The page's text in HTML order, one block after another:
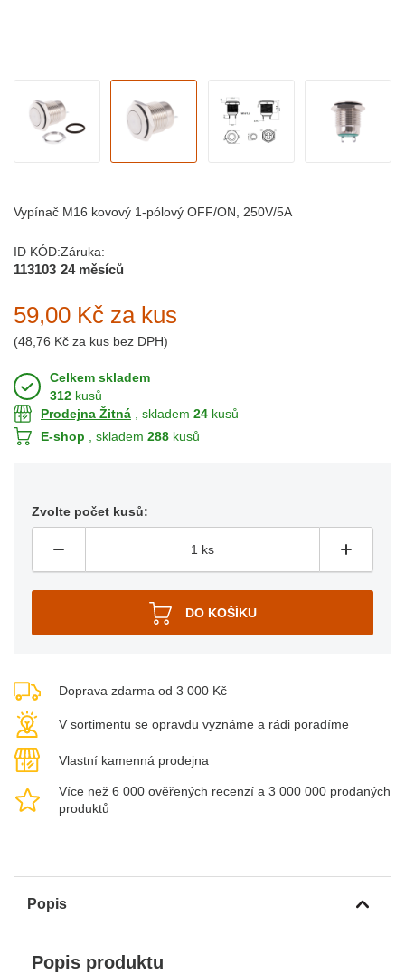
Vypínač M16 kovový 1-pólový OFF/ON, 250V/5A
ID KÓD:
113103
Záruka:
24 měsíců
59,00 Kč za kus
(48,76 Kč za kus bez DPH)
Celkem skladem
312 kusů
Prodejna Žitná , skladem 24 kusů
E-shop , skladem 288 kusů
Zvolte počet kusů:
Doprava zdarma od 3 000 Kč
V sortimentu se opravdu vyznáme a rádi poradíme
Vlastní kamenná prodejna
Více než 6 000 ověřených recenzí a 3 000 000 prodaných
produktů
Popis
Popis produktu